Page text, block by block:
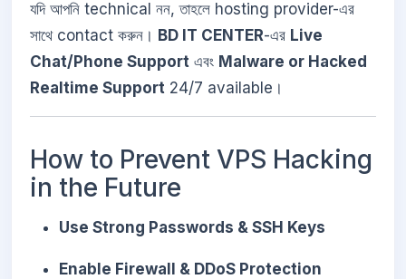
যদি আপনি technical নন, তাহলে hosting provider-এর
সাথে contact করুন। BD IT CENTER-এর Live
Chat/Phone Support এবং Malware or Hacked
Realtime Support 24/7 available।
How to Prevent VPS Hacking
in the Future
Use Strong Passwords & SSH Keys
Enable Firewall & DDoS Protection